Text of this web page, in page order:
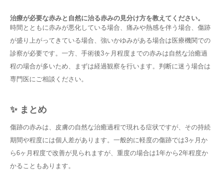
治療が必要な赤みと自然に治る赤みの見分け方を教えてください。
時間とともに赤みが悪化している場合、痛みや熱感を伴う場合、傷跡
が盛り上がってきている場合、強いかゆみがある場合は医療機関での
診察が必要です。一方、手術後3ヶ月程度までの赤みは自然な治癒過
程の場合が多いため、まずは経過観察を行います。判断に迷う場合は
専門医にご相談ください。
✨ まとめ
傷跡の赤みは、皮膚の自然な治癒過程で現れる症状ですが、その持続
期間や程度には個人差があります。一般的に軽度の傷跡では3ヶ月か
ら6ヶ月程度で改善が見られますが、重度の場合は1年から2年程度か
かることもあります。